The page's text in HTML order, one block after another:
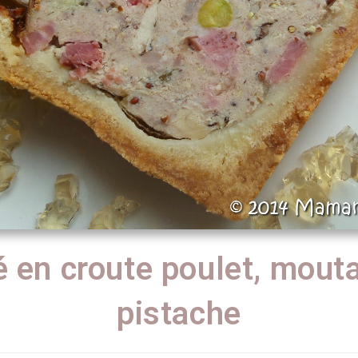
en croute poulet,
pistache